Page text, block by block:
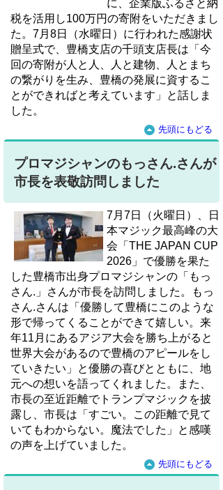
に、企業版ふるさと納
税を活用し100万円の寄附をいただきまし
た。7月8日（水曜日）に行われた感謝状
贈呈式で、豊橋支店の千頭支店長は「今
回の寄附が人と人、人と建物、人とまち
の繋がりを生み、豊橋の発展に資するこ
とができればと考えています」と話しま
した。
先頭にもどる
プロマジシャンのもっさん.さんが
市長を表敬訪問しました
7月7日（火曜日）、日
本マジック最高峰の大
会「THE JAPAN CUP
2026」で優勝を果た
した豊橋市出身プロマジシャンの「もっ
さん.」さんが市長を訪問しました。もっ
さん.さんは「優勝して豊橋にこのような
形で帰ってくることができて嬉しい。来
年11月にあるアジア大会を勝ち上がると
世界大会があるので豊橋のアピールをし
ていきたい」と優勝の喜びとともに、地
元への想いを語ってくれました。また、
市長の至近距離でトランプマジックを披
露し、市長は「すごい。この距離で見て
いてもわからない。魔法でした」と感嘆
の声を上げていました。
先頭にもどる